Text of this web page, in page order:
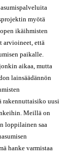
myötä
ikäihmisten
arvioineet, että
paikalle.
aikaa, mutta
lainsäädännön
rakennuttaisiko uusi
Meillä on
loppilainen saa
hanke varmistaa